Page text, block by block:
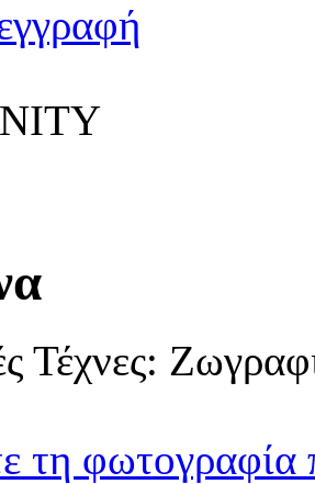
Τέχνες:
τη φωτογραφία